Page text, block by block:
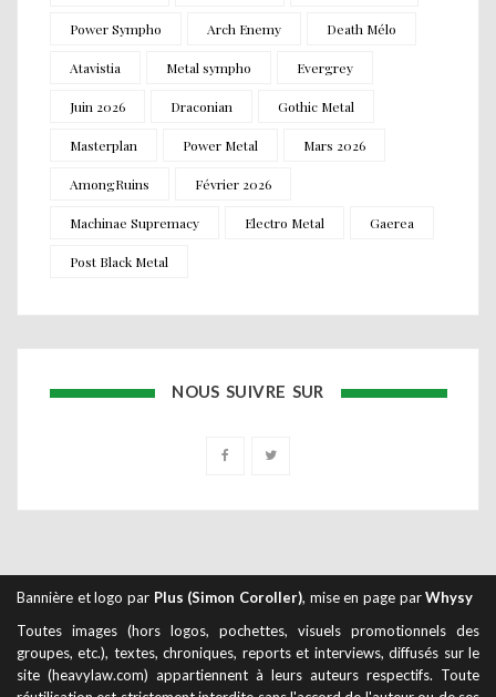
Power Sympho Arch Enemy Death Mélo
Atavistia Metal sympho Evergrey
Juin 2026 Draconian Gothic Metal
Masterplan Power Metal Mars 2026
AmongRuins Février 2026
Machinae Supremacy Electro Metal Gaerea
Post Black Metal
NOUS SUIVRE SUR
Bannière et logo par Plus (Simon Coroller), mise en page parWhysy
Toutes images (hors logos, pochettes, visuels promotionnels des
groupes, etc.), textes, chroniques, reports et interviews, diffusés sur le
site (heavylaw.com) appartiennent à leurs auteurs respectifs. Toute